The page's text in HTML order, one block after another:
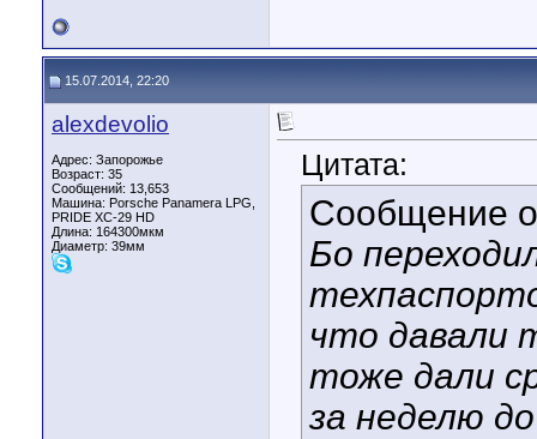
15.07.2014, 22:20
alexdevolio
Адрес: Запорожье
Возраст: 35
Сообщений: 13,653
Машина: Porsche Panamera LPG,
PRIDE XC-29 HD
Длина: 164300мкм
Диаметр: 39мм
Цитата:
Сообщение
Бо
что давали
тоже дали
за неделю